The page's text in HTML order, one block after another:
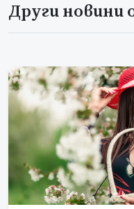
Други новини